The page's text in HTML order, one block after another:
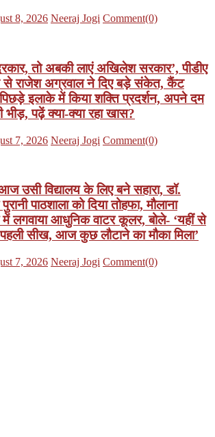
8, 2026 Author
Neeraj Jogi Comment(0)
तो अबकी लाएं अखिलेश सरकार’, पीडीए
से राजेश अग्रवाल ने दिए बड़े संकेत, कैंट
इलाके में किया शक्ति प्रदर्शन, अपने दम
पढ़ें क्या-क्या रहा खास?
7, 2026 Author
Neeraj Jogi Comment(0)
उसी विद्यालय के लिए बने सहारा, डॉ.
पाठशाला को दिया तोहफा, मौलाना
लगवाया आधुनिक वाटर कूलर, बोले- ‘यहीं से
पहली सीख, आज कुछ लौटाने का मौका मिला’
7, 2026 Author
Neeraj Jogi Comment(0)